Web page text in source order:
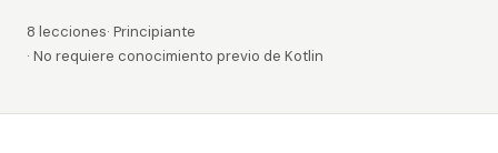
8 lecciones· Principiante
· No requiere conocimiento previo de Kotlin